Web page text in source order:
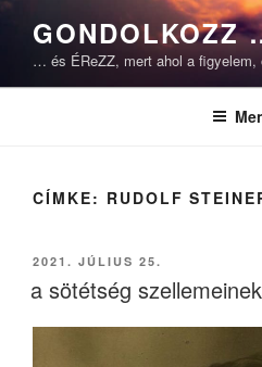
Tartalomhoz
GONDOLKOZZ
… és ÉReZZ, mert ahol a figyelem,
CÍMKE: RUDOLF
BEKÜLDVE:
2021. JÚLIUS 25.
a sötétség